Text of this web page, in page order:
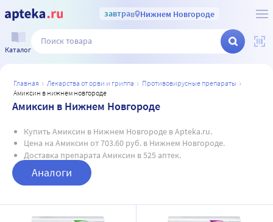
завтрав Нижнем Новгороде
Каталог
главная лекарства от орви и гриппа
противовирусные препараты
амиксин в нижнем новгороде
Амиксин в Нижнем Новгороде
Купить Амиксин в Нижнем Новгороде в Apteka.ru.
Цена на Амиксин от 703.60 руб. в Нижнем Новгороде.
Доставка препарата Амиксин в 525 аптек.
Аналоги